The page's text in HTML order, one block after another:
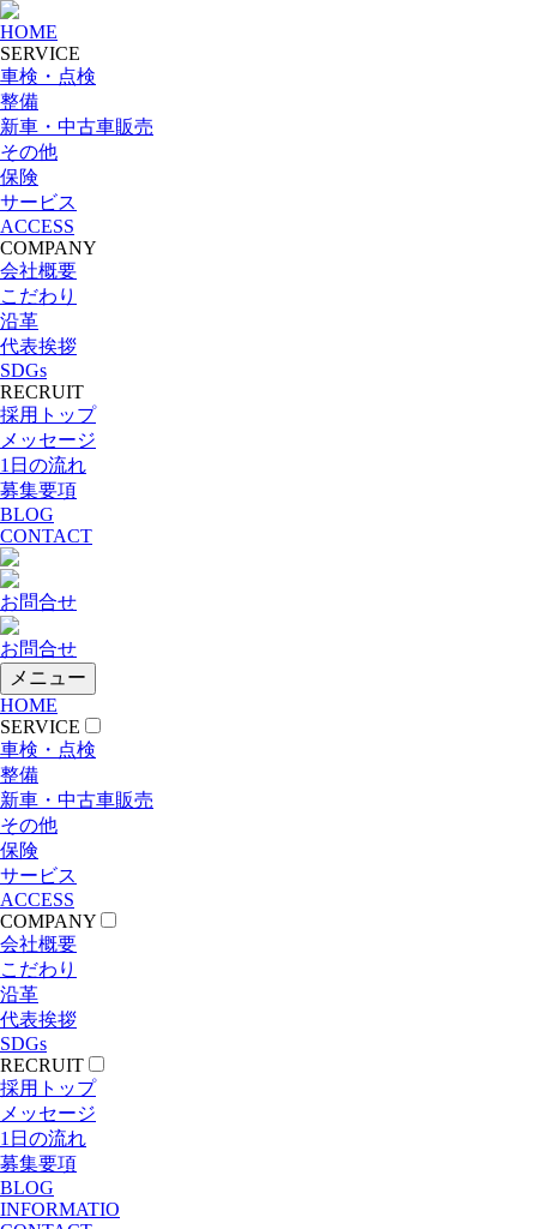
HOME
SERVICE
車検・点検
整備
新車・中古車販売
その他
保険
サービス
ACCESS
COMPANY
会社概要
こだわり
沿革
代表挨拶
SDGs
RECRUIT
採用トップ
メッセージ
1日の流れ
募集要項
BLOG
CONTACT
お問合せ
お問合せ
メニュー
HOME
SERVICE
車検・点検
整備
新車・中古車販売
その他
保険
サービス
ACCESS
COMPANY
会社概要
こだわり
沿革
代表挨拶
SDGs
RECRUIT
採用トップ
メッセージ
1日の流れ
募集要項
BLOG
INFORMATIO